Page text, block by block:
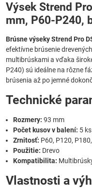
Výsek Strend
mm, P60-P240,
Brúsne výseky Strend Pro
efektívne brúsenie
multibrúskami a vďaka
P240) sú ideálne na rôzne
brúsenia až po jemné
Technické
Rozmery: 93 mm
Počet kusov v balení: 5
Zrnitosť: P60, P120,
Použitie: Drevo
Kompatibilita:
Vlastnosti a